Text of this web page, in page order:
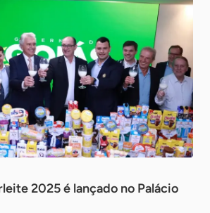
2025 é lançado no Palácio